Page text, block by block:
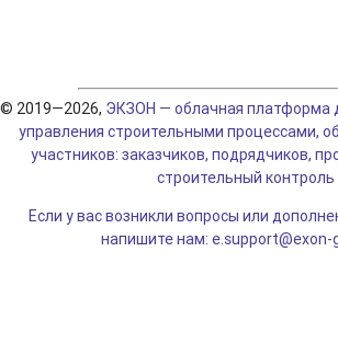
© 2019—2026, ЭКЗОН — облачная платформа
управления строительными процессами,
участников: заказчиков, подрядчиков,
строительный контроль
Если у вас возникли вопросы или
напишите нам: e.support@exon-